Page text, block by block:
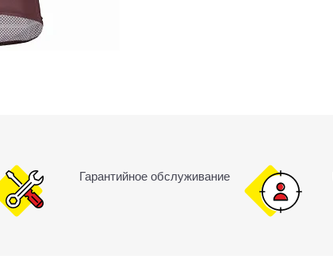
Гарантийное обслуживание